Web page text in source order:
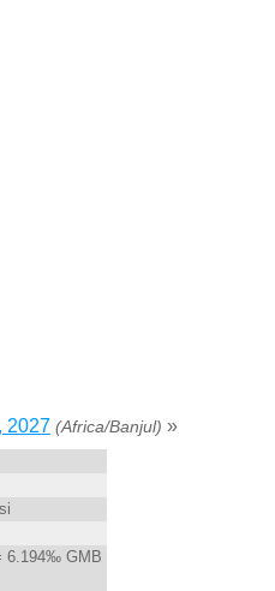
2027 (Africa/Banjul) »
6.194‰ GMB